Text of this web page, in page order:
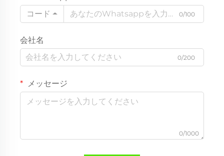
コード
0/100
会社名
0/200
メッセージ
0/1000